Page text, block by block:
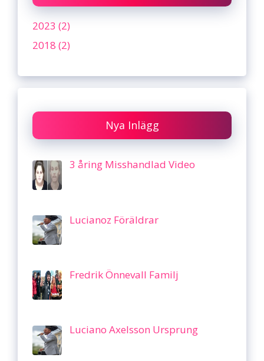
2023 (2)
2018 (2)
Nya Inlägg
3 åring Misshandlad Video
Lucianoz Föräldrar
Fredrik Önnevall Familj
Luciano Axelsson Ursprung